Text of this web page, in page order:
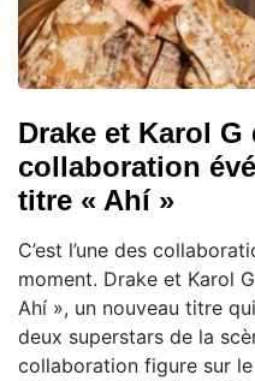
Drake et Karol
collaboration
titre « Ahí »
C’est l’une des
moment. Drake et Karol
Ahí », un nouveau titre
deux superstars de la
collaboration figure sur